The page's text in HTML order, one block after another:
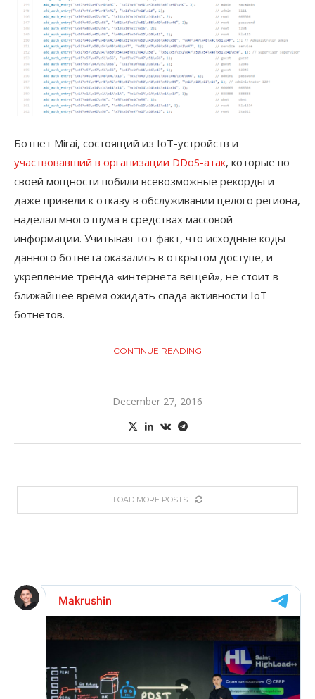
Ботнет Mirai, состоящий из IoT-устройств и
участвовавший в организации DDoS-атак, которые по
своей мощности побили всевозможные рекорды и
даже привели к отказу в обслуживании целого региона,
наделал много шума в средствах массовой
информации. Учитывая тот факт, что исходные коды
данного ботнета оказались в открытом доступе, и
укрепление тренда «интернета вещей», не стоит в
ближайшее время ожидать спада активности IoT-
ботнетов.
CONTINUE READING
December 27, 2016
LOAD MORE POSTS